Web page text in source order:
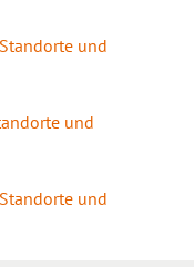
und
und
und